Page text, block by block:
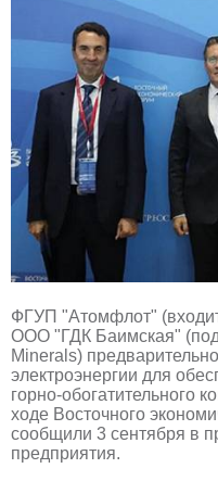
ФГУП "Атомфлот"
ООО "ГДК Баимская"
Minerals)
электроэнергии для
горно-обогатительного
ходе Восточного
сообщили 3 сентября в
предприятия.